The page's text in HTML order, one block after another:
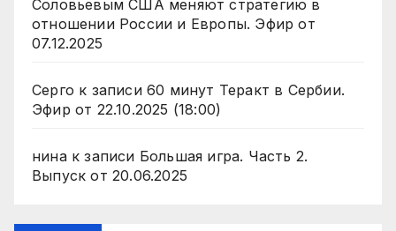
Соловьевым США меняют стратегию в
отношении России и Европы. Эфир от
07.12.2025
Серго к записи 60 минут Теракт в Сербии.
Эфир от 22.10.2025 (18:00)
нинак записи Большая игра. Часть 2.
Выпуск от 20.06.2025